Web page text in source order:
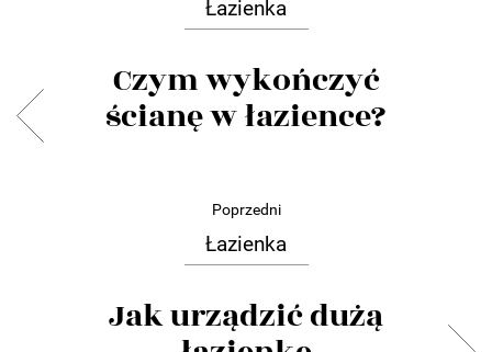
Łazienka
Czym wykończyć
ścianę w łazience?
Poprzedni
Łazienka
Jak urządzić dużą